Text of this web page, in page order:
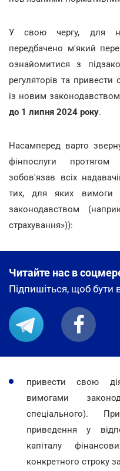
У свою чергу, для
передбачено м'який
ознайомитися з
регуляторів та привести
із новим законодавством
до 1 липня 2024 року.
Насамперед варто
фінпослуги
зобов'язав всіх
тих, для яких вимоги
законодавством
страхування»)):
Читайте нас в
Підпишіться, щоб бути
привести свою
вимогами
спеціального).
приведення у
капіталу
конкретного строку